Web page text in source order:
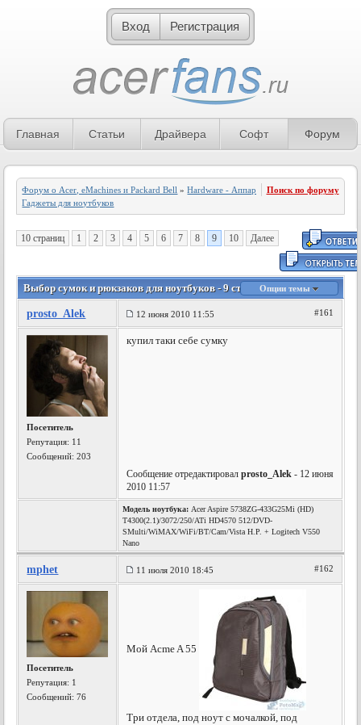
Вход Регистрация
Главная Статьи Драйвера Софт Форум
Форум о Acer, eMachines и Packard Bell »Hardware - Аппаратное обеспечение»
Гаджеты для ноутбуков
Поиск по форуму
10 страниц 1 2 3 4 5 6 7 8 9 10 Далее
Выбор сумок и рюкзаков для ноутбуков - 9 страницаОпции темы
prosto_Alek 12 июня 2010 11:55 #161
Посетитель
Репутация: 11
Сообщений: 203
купил таки себе сумку
Сообщение отредактировалprosto_Alek - 12 июня
2010 11:57
Модель ноутбука: Acer Aspire 5738ZG-433G25Mi (HD)
T4300(2.1)/3072/250/ATi HD4570 512/DVD-
SMulti/WiMAX/WiFi/BT/Cam/Vista H.P. + Logitech V550
Nano
mphet 11 июля 2010 18:45 #162
Посетитель
Репутация: 1
Сообщений: 76
Мой Acme A 55
Три отдела, под ноут с мочалкой, под